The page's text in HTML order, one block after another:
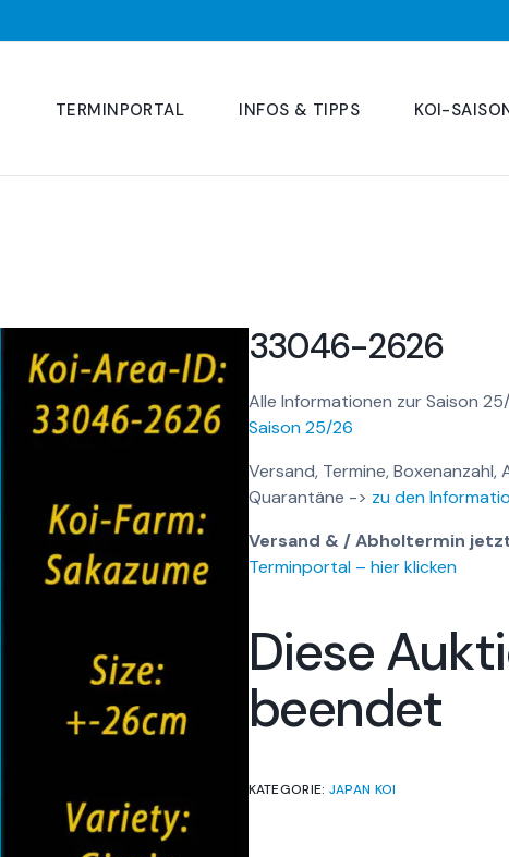
TERMINPORTAL INFOS & TIPPS KOI-
33046-2626
Alle Informationen zur Saison
Saison 25/26
Versand, Termine,
Quarantäne -> zu den
Versand & / Abholtermin
Terminportal – hier klicken
Diese
beendet
KATEGORIE: JAPAN KOI